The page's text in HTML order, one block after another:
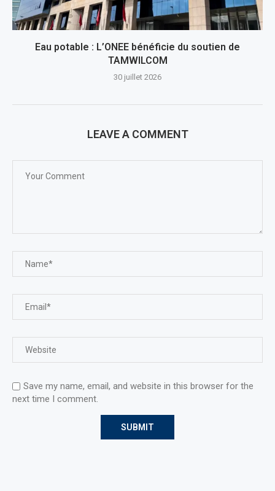
Eau potable : L’ONEE bénéficie du soutien de
TAMWILCOM
30 juillet 2026
LEAVE A COMMENT
Save my name, email, and website in this browser for the
next time I comment.